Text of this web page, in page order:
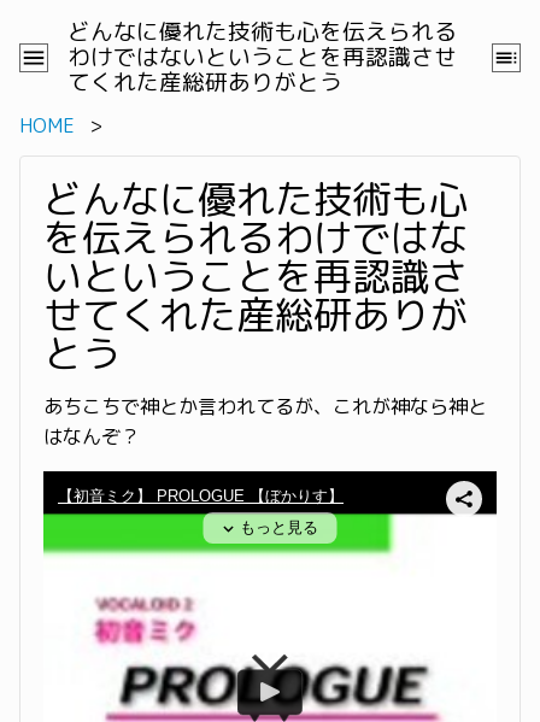
どんなに優れた技術も心を伝えられる
わけではないということを再認識させ
てくれた産総研ありがとう
HOME
どんなに優れた技術も心
を伝えられるわけではな
いということを再認識さ
せてくれた産総研ありが
とう
あちこちで神とか言われてるが、これが神なら神と
はなんぞ？